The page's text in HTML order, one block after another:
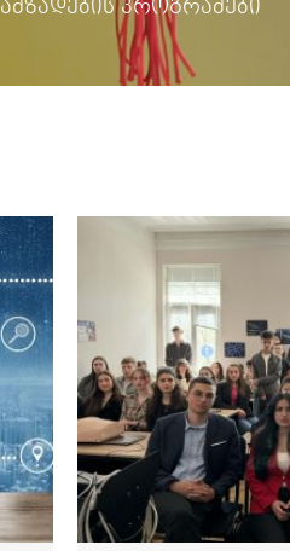
პროგრამები